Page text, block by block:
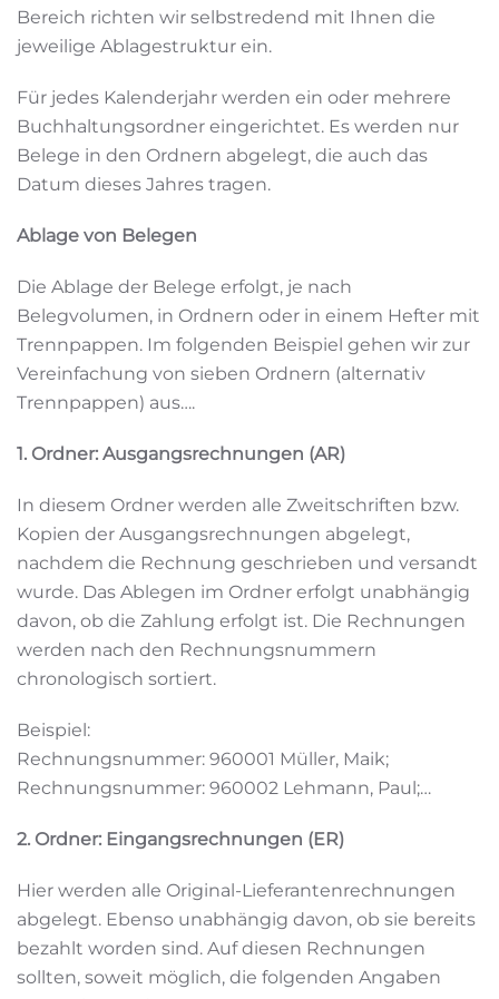
Bereich richten wir selbstredend mit Ihnen die
jeweilige Ablagestruktur ein.
Für jedes Kalenderjahr werden ein oder mehrere
Buchhaltungsordner eingerichtet. Es werden nur
Belege in den Ordnern abgelegt, die auch das
Datum dieses Jahres tragen.
Ablage von Belegen
Die Ablage der Belege erfolgt, je nach
Belegvolumen, in Ordnern oder in einem Hefter mit
Trennpappen. Im folgenden Beispiel gehen wir zur
Vereinfachung von sieben Ordnern (alternativ
Trennpappen) aus….
1. Ordner: Ausgangsrechnungen (AR)
In diesem Ordner werden alle Zweitschriften bzw.
Kopien der Ausgangsrechnungen abgelegt,
nachdem die Rechnung geschrieben und versandt
wurde. Das Ablegen im Ordner erfolgt unabhängig
davon, ob die Zahlung erfolgt ist. Die Rechnungen
werden nach den Rechnungsnummern
chronologisch sortiert.
Beispiel:
Rechnungsnummer: 960001 Müller, Maik;
Rechnungsnummer: 960002 Lehmann, Paul;…
2. Ordner: Eingangsrechnungen (ER)
Hier werden alle Original-Lieferantenrechnungen
abgelegt. Ebenso unabhängig davon, ob sie bereits
bezahlt worden sind. Auf diesen Rechnungen
sollten, soweit möglich, die folgenden Angaben